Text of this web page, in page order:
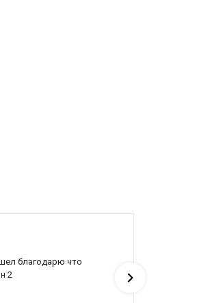
благодарю что
2